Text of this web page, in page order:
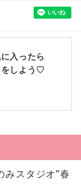
入ったら
をしよう♡
みスタジオ”春